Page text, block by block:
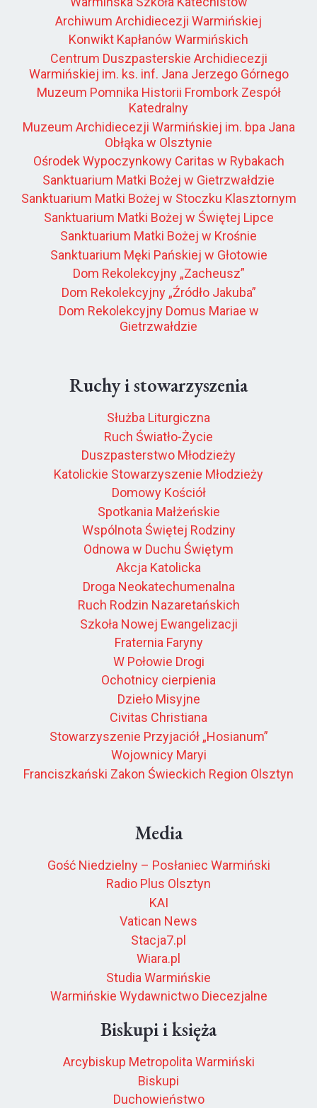
Archiwum Archidiecezji Warmińskiej
Konwikt Kapłanów Warmińskich
Centrum Duszpasterskie Archidiecezji
Warmińskiej im. ks. inf. Jana Jerzego Górnego
Muzeum Pomnika Historii Frombork Zespół
Katedralny
Muzeum Archidiecezji Warmińskiej im. bpa Jana
Obłąka w Olsztynie
Ośrodek Wypoczynkowy Caritas w Rybakach
Sanktuarium Matki Bożej w Gietrzwałdzie
Sanktuarium Matki Bożej w Stoczku Klasztornym
Sanktuarium Matki Bożej w Świętej Lipce
Sanktuarium Matki Bożej w Krośnie
Sanktuarium Męki Pańskiej w Głotowie
Dom Rekolekcyjny „Zacheusz”
Dom Rekolekcyjny „Źródło Jakuba”
Dom Rekolekcyjny Domus Mariae w
Gietrzwałdzie
Ruchy i stowarzyszenia
Służba Liturgiczna
Ruch Światło-Życie
Duszpasterstwo Młodzieży
Katolickie Stowarzyszenie Młodzieży
Domowy Kościół
Spotkania Małżeńskie
Wspólnota Świętej Rodziny
Odnowa w Duchu Świętym
Akcja Katolicka
Droga Neokatechumenalna
Ruch Rodzin Nazaretańskich
Szkoła Nowej Ewangelizacji
Fraternia Faryny
W Połowie Drogi
Ochotnicy cierpienia
Dzieło Misyjne
Civitas Christiana
Stowarzyszenie Przyjaciół „Hosianum”
Wojownicy Maryi
Franciszkański Zakon Świeckich Region Olsztyn
Media
Gość Niedzielny – Posłaniec Warmiński
Radio Plus Olsztyn
KAI
Vatican News
Stacja7.pl
Wiara.pl
Studia Warmińskie
Warmińskie Wydawnictwo Diecezjalne
Biskupi i księża
Arcybiskup Metropolita Warmiński
Biskupi
Duchowieństwo